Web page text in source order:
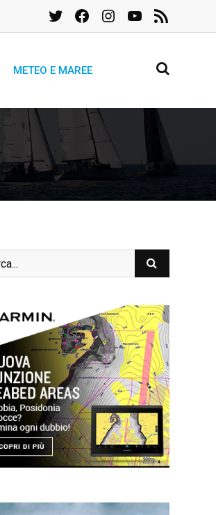
TwitterFacebookInstagramYouTube
Feed
RSS
METEO E MAREE